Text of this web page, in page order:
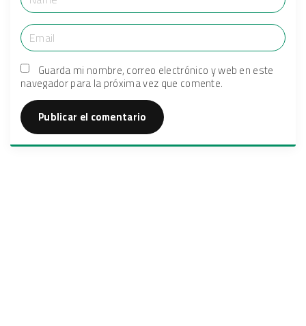
Guarda mi nombre, correo electrónico y web en este
navegador para la próxima vez que comente.